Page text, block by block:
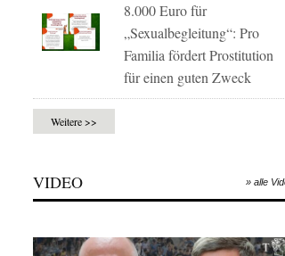
8.000 Euro für
„Sexualbegleitung“: Pro
Familia fördert Prostitution
für einen guten Zweck
Weitere >>
VIDEO » alle